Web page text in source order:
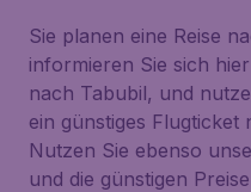
Sie planen eine Reise
informieren Sie sich
nach Tabubil, und
ein günstiges
Nutzen Sie ebenso
und die günstigen